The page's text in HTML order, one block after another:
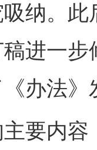
纳。
进一
办法》
要内容